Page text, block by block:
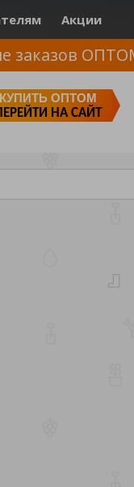
Акции
заказов
КУПИТЬ ОПТОМ
НА САЙТ